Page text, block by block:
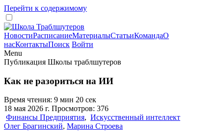
Перейти к содержимому
НовостиРасписаниеМатериалыСтатьиКомандаО
насКонтактыПоиск Войти
Menu
Публикация Школы траблшутеров
Как не разориться на ИИ
Время чтения: 9 мин 20 сек
18 мая 2026 г. Просмотров: 376
Финансы Предприятия, Искусственный интеллект
Олег Брагинский, Марина Строева